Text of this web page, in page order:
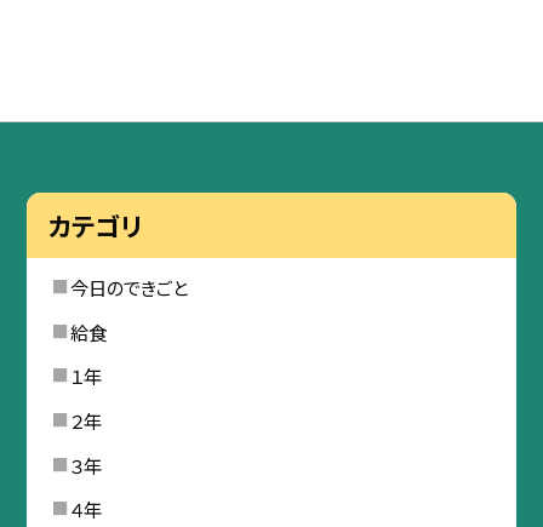
カテゴリ
今日のできごと
給食
１年
２年
３年
４年